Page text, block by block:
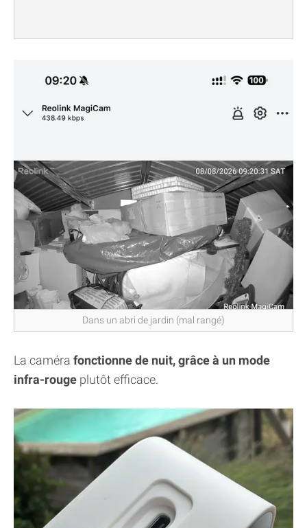
Dans un abri de jardin (mal rangé)
La caméra fonctionne de nuit, grâce à un mode
infra-rouge plutôt efficace.